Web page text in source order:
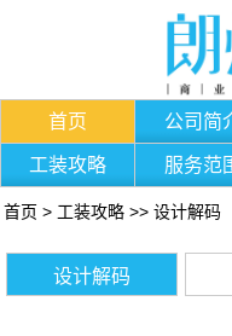
首页 公司简
工装攻略 服务范
首页 > 工装攻略 >> 设计解码
设计解码